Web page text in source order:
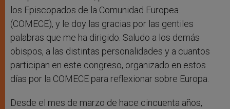
los Episcopados de la Comunidad Europea
(COMECE), y le doy las gracias por las gentiles
palabras que me ha dirigido. Saludo a los demás
obispos, a las distintas personalidades y a cuantos
participan en este congreso, organizado en estos
días por la COMECE para reflexionar sobre Europa.
Desde el mes de marzo de hace cincuenta años,